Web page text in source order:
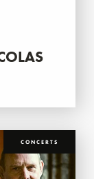
CONCERTS